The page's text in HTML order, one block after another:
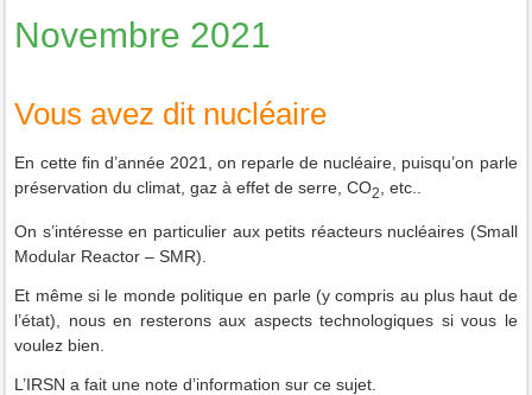
Novembre 2021
Vous avez dit nucléaire
En cette fin d’année 2021, on reparle de nucléaire, puisqu’on parle
préservation du climat, gaz à effet de serre, CO2 , etc..
On s’intéresse en particulier aux petits réacteurs nucléaires (Small
Modular Reactor – SMR).
Et même si le monde politique en parle (y compris au plus haut de
l’état), nous en resterons aux aspects technologiques si vous le
voulez bien.
L’IRSN a fait une note d’information sur ce sujet.